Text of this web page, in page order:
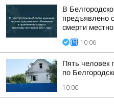
В
предъявлено
смерти
10:06
Пять человек
по
10:00